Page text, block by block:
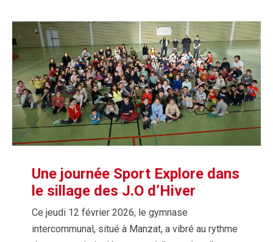
Une journée Sport Explore dans
le sillage des J.O d’Hiver
Ce jeudi 12 février 2026, le gymnase
intercommunal, situé à Manzat, a vibré au rythme